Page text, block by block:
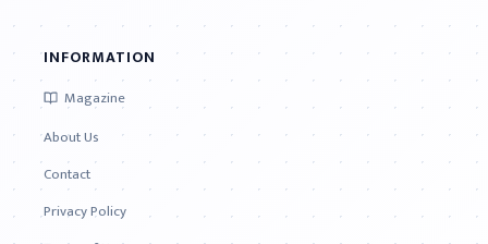
INFORMATION
Magazine
About Us
Contact
Privacy Policy